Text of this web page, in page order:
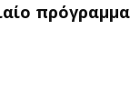
πρόγραμμα